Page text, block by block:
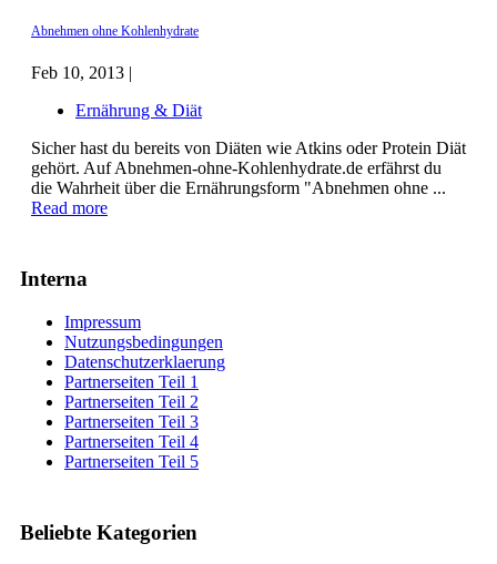
Beliebte Kategorien
Abnehmen ohne Kohlenhydrate
Feb 10, 2013 |
Ernährung & Diät
Sicher hast du bereits von Diäten wie Atkins oder Protein Diät
gehört. Auf Abnehmen-ohne-Kohlenhydrate.de erfährst du
die Wahrheit über die Ernährungsform "Abnehmen ohne ...
Read more
Interna
Impressum
Nutzungsbedingungen
Datenschutzerklaerung
Partnerseiten Teil 1
Partnerseiten Teil 2
Partnerseiten Teil 3
Partnerseiten Teil 4
Partnerseiten Teil 5